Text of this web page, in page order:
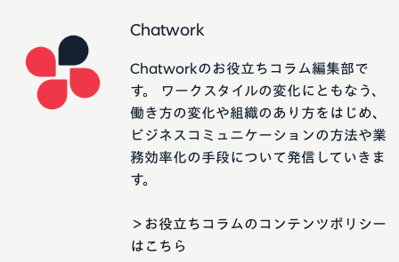
Chatwork
Chatworkのお役立ちコラム編集部で
す。 ワークスタイルの変化にともなう、
働き方の変化や組織のあり方をはじめ、
ビジネスコミュニケーションの方法や業
務効率化の手段について発信していきま
す。
＞お役立ちコラムのコンテンツポリシー
はこちら